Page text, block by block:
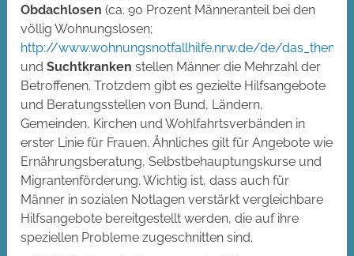
Obdachlosen (ca. 90 Prozent Männeranteil bei den
völlig Wohnungslosen;
http://www.wohnungsnotfallhilfe.nrw.de/de/
undSuchtkranken stellen Männer die Mehrzahl der
Betroffenen. Trotzdem gibt es gezielte Hilfsangebote
und Beratungsstellen von Bund, Ländern,
Gemeinden, Kirchen und Wohlfahrtsverbänden in
erster Linie für Frauen. Ähnliches gilt für Angebote wie
Ernährungsberatung, Selbstbehauptungskurse und
Migrantenförderung. Wichtig ist, dass auch für
Männer in sozialen Notlagen verstärkt vergleichbare
Hilfsangebote bereitgestellt werden, die auf ihre
speziellen Probleme zugeschnitten sind.